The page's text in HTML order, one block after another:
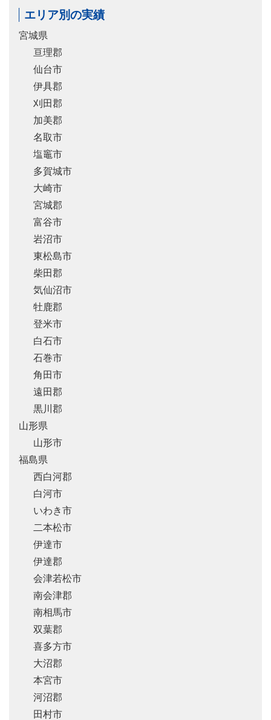
エリア別の実績
宮城県
亘理郡
仙台市
伊具郡
刈田郡
加美郡
名取市
塩竈市
多賀城市
大崎市
宮城郡
富谷市
岩沼市
東松島市
柴田郡
気仙沼市
牡鹿郡
登米市
白石市
石巻市
角田市
遠田郡
黒川郡
山形県
山形市
福島県
西白河郡
白河市
いわき市
二本松市
伊達市
伊達郡
会津若松市
南会津郡
南相馬市
双葉郡
喜多方市
大沼郡
本宮市
河沼郡
田村市